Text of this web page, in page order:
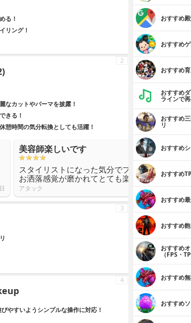
る！
リング！
なカットやパーマを披露！
きる！
憩時間の気分転換としても活躍！
2
美容師楽しいです
スタイリストになった気分でプレイしています
お洒落感覚が磨かれてとても楽しいです。
アタック
3
やすいようシンプルな操作に対応！
4
おすすめ
おすすめ
おすすめ
おすすめ
ラインで
おすすめ
リ
おすすめ
おすすめ
おすすめ
おすすめ
おすすめ
（FPS・
おすすめ
おすすめ